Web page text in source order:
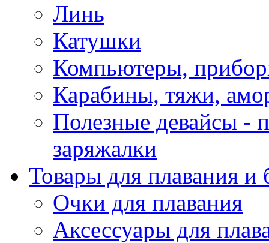
Линь
Катушки
Компьютеры,
Карабины, тяжи,
Полезные девайсы -
заряжалки
Товары для плавания и
Очки для плавания
Аксессуары для